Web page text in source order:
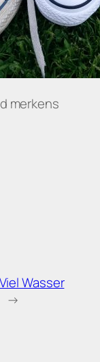
merkens
Viel Wasser
→